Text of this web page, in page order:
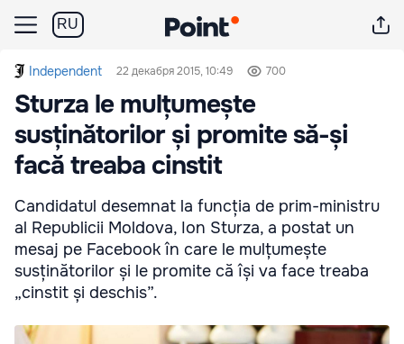
RU
Independent 22 декабря 2015, 10:49 700
Sturza le mulțumește
susținătorilor și promite să-și
facă treaba cinstit
Candidatul desemnat la funcția de prim-ministru
al Republicii Moldova, Ion Sturza, a postat un
mesaj pe Facebook în care le mulțumește
susținătorilor și le promite că își va face treaba
„cinstit și deschis”.